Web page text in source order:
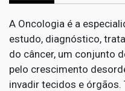
A Oncologia é a
estudo, diagnóstico,
do câncer, um conjunto
pelo crescimento
invadir tecidos e órgãos.